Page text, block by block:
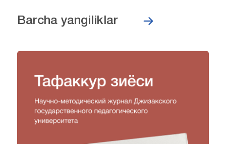
Barcha yangiliklar